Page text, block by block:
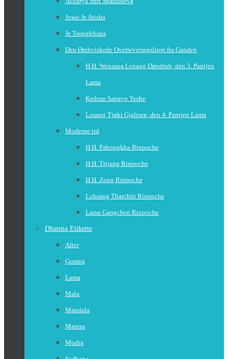
Jowo Je Atisha
Je Tsongkhapa
Den Ørehviskede Overleveringslinje fra Ganden
H.H. Wensapa Lozang Døndrub, den 3. Pantjen
Lama
Kedrup Sangye Yeshe
Losang Tjøki Gjaltsen, den 4. Pantjen Lama
Moderne tid
H.H. Pabongkha Rinpoche
H.H. Trijang Rinpoche
H.H. Zong Rinpoche
Lobsang Tharchin Rinpoche
Lama Gangchen Rinpoche
Dharma Etikette
Alter
Gompa
Lama
Mala
Mandala
Mantra
Mudra